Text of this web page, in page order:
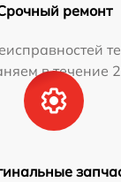
ремонт
в течение